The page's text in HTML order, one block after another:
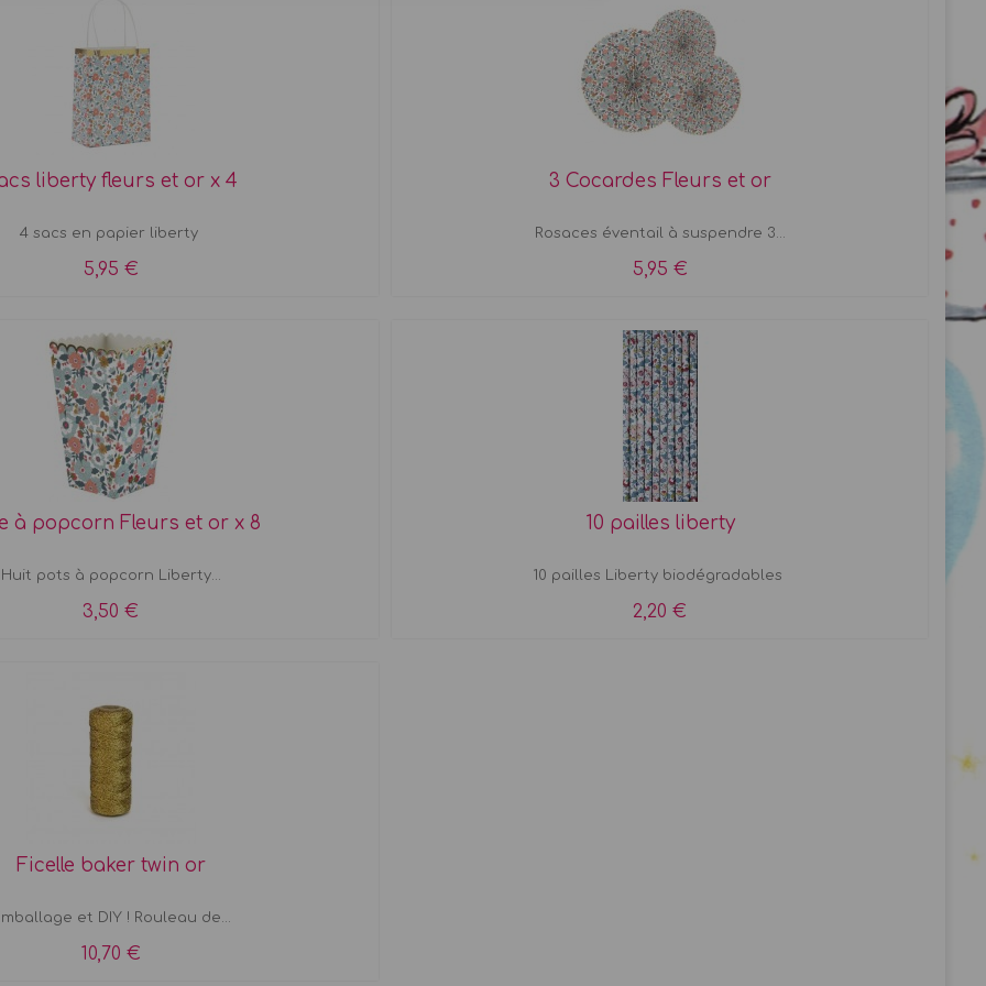
liberty fleurs et or x 4
4 sacs en papier liberty
5,95 €
3 Cocardes Fleurs et or
Rosaces éventail à suspendre 3...
5,95 €
à popcorn Fleurs et or x 8
Huit pots à popcorn Liberty...
3,50 €
10 pailles liberty
10 pailles Liberty biodégradables
2,20 €
Ficelle baker twin or
et DIY ! Rouleau de...
10,70 €